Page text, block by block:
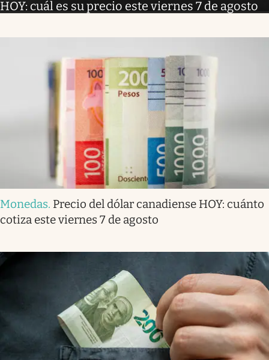
HOY: cuál es su precio este viernes 7 de agosto
Monedas. Precio del dólar canadiense HOY: cuánto
cotiza este viernes 7 de agosto